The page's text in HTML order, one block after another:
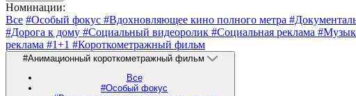
Номинации:
Все #Особый фокус #Вдохновляющее кино полного метра
#Дорога к дому #Социальный видеоролик #Социальная реклама
реклама #1+1 #Короткометражный фильм
#Анимационный короткометражный фильм
Все
#Особый фокус